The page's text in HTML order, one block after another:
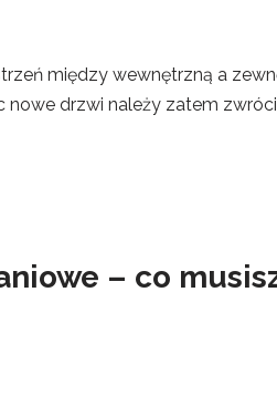
między wewnętrzną a
nowe drzwi należy zatem
– co